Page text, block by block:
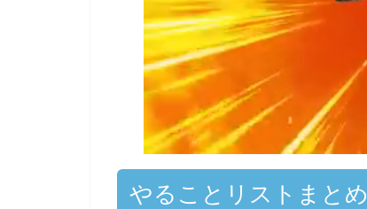
やることリストまとめ